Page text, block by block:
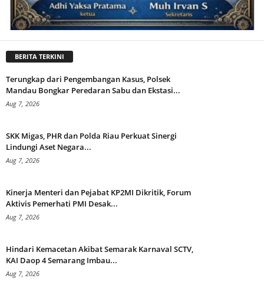
BERITA TERKINI
Terungkap dari Pengembangan Kasus, Polsek
Mandau Bongkar Peredaran Sabu dan Ekstasi...
Aug 7, 2026
SKK Migas, PHR dan Polda Riau Perkuat Sinergi
Lindungi Aset Negara...
Aug 7, 2026
Kinerja Menteri dan Pejabat KP2MI Dikritik, Forum
Aktivis Pemerhati PMI Desak...
Aug 7, 2026
Hindari Kemacetan Akibat Semarak Karnaval SCTV,
KAI Daop 4 Semarang Imbau...
Aug 7, 2026